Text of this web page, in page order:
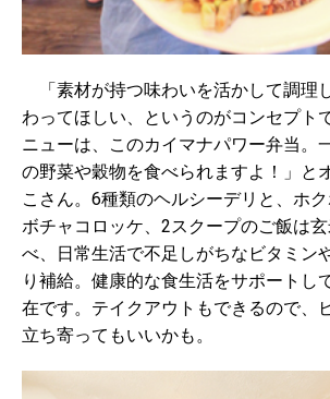
「素材が持つ味わいを活かして調理
わってほしい、というのがコンセプト
ニューは、このカイマナパワー弁当。
の野菜や穀物を食べられますよ！」と
こさん。6種類のヘルシーデリと、ホ
ボチャコロッケ、2スクープのご飯は
べ、日常生活で不足しがちなビタミン
り補給。健康的な食生活をサポートし
在です。テイクアウトもできるので、
立ち寄ってもいいかも。